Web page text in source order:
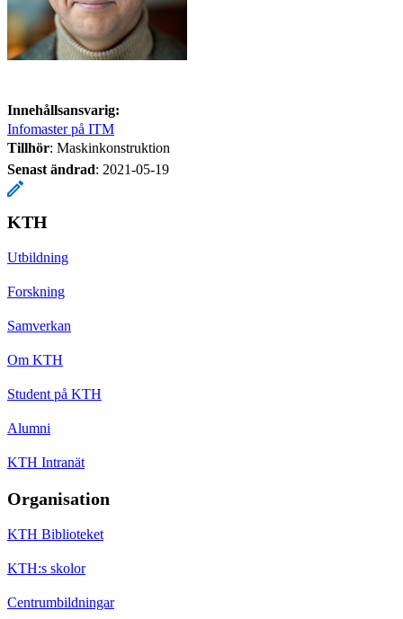
Innehållsansvarig:
Infomaster på ITM
Tillhör: Maskinkonstruktion
Senast ändrad: 2021-05-19
KTH
Utbildning
Forskning
Samverkan
Om KTH
Student på KTH
Alumni
KTH Intranät
Organisation
KTH Biblioteket
KTH:s skolor
Centrumbildningar